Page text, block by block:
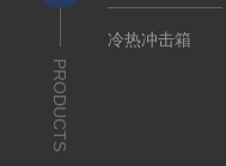
PRODUCTS
冷热冲击箱